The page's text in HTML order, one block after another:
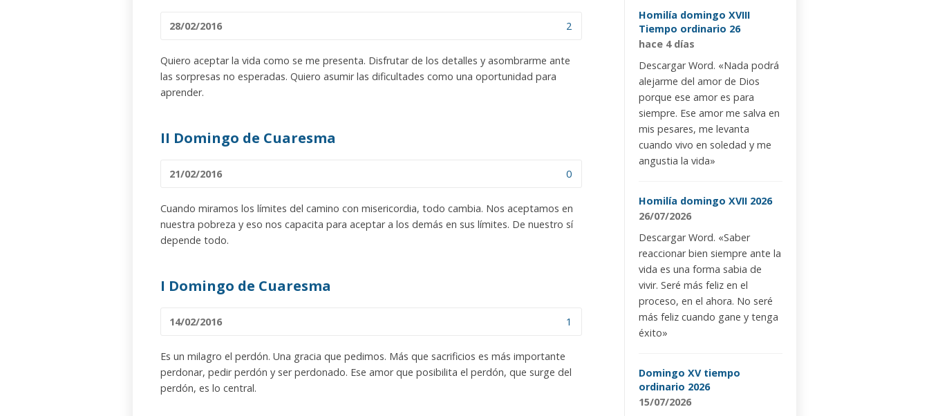
28/02/2016 2
Quiero aceptar la vida como se me presenta. Disfrutar de los detalles y asombrarme ante
las sorpresas no esperadas. Quiero asumir las dificultades como una oportunidad para
aprender.
II Domingo de Cuaresma
21/02/2016 0
Cuando miramos los límites del camino con misericordia, todo cambia. Nos aceptamos en
nuestra pobreza y eso nos capacita para aceptar a los demás en sus límites. De nuestro sí
depende todo.
I Domingo de Cuaresma
14/02/2016 1
Es un milagro el perdón. Una gracia que pedimos. Más que sacrificios es más importante
perdonar, pedir perdón y ser perdonado. Ese amor que posibilita el perdón, que surge del
perdón, es lo central.
Homilía domingo XVIII
Tiempo ordinario 26
hace 4 días
Descargar Word. «Nada podrá
alejarme del amor de Dios
porque ese amor es para
siempre. Ese amor me salva en
mis pesares, me levanta
cuando vivo en soledad y me
angustia la vida»
Homilía domingo XVII 2026
26/07/2026
Descargar Word. «Saber
reaccionar bien siempre ante la
vida es una forma sabia de
vivir. Seré más feliz en el
proceso, en el ahora. No seré
más feliz cuando gane y tenga
éxito»
Domingo XV tiempo
ordinario 2026
15/07/2026